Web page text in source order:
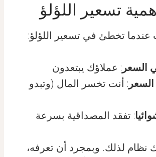
تسعير اللؤلؤ
عندما تخطئ في تسعير اللؤلؤ:
السعر : عملاؤك يبتعدون
: أنت تخسر المال (وتبدو
: تفقد المصداقية بسرعة
نظام لذلك. وبمجرد أن تعرفه،